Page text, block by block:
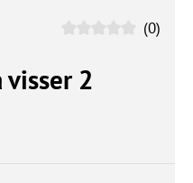
(0)
visser 2